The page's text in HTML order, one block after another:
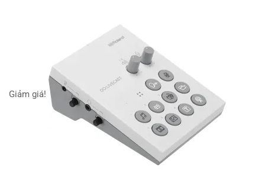
Giảm giá!